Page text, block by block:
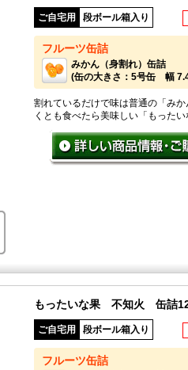
ご自宅用 段ボール箱入り
フルーツ缶詰
みかん（身割れ）缶詰
(缶の大きさ：5号缶 幅
割れているだけで味は普通の「み
くとも食べたら美味しい「もったい
もったいな果 不知火 缶詰
ご自宅用 段ボール箱入り
フルーツ缶詰